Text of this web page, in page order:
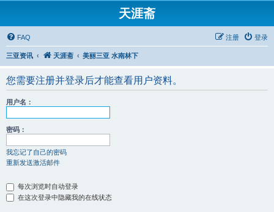
天涯斋
FAQ 登录
注册
三亚资讯 天涯斋 美丽三亚 水南林下
您需要注册并登录后才能查看用户资料。
用户名：
密码：
我忘记了自己的密码
重新发送激活邮件
每次浏览时自动登录
在这次登录中隐藏我的在线状态